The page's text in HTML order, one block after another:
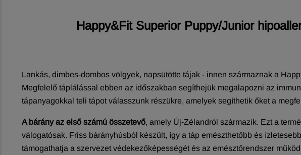
Happy&Fit Superior Puppy/Junior
Lankás, dimbes-dombos völgyek, napsütötte tájak - innen származnak a
Megfelelő táplálással ebben az időszakban segíthejük megalapozni az
tápanyagokkal teli tápot válasszunk részükre, amelyek segíthetik őket a
A bárány az első számú összetevő, amely Új-Zélandról származik. Ezt a
válogatósak. Friss bárányhúsból készült, így a táp emészthetőbb és
támogathatja a szervezet védekezőképességét és az emésztőrendszer